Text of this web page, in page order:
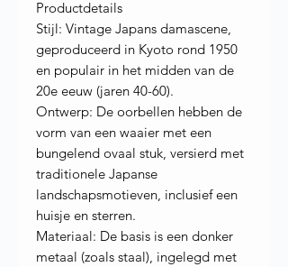
Productdetails
Stijl: Vintage Japans damascene,
geproduceerd in Kyoto rond 1950
en populair in het midden van de
20e eeuw (jaren 40-60).
Ontwerp: De oorbellen hebben de
vorm van een waaier met een
bungelend ovaal stuk, versierd met
traditionele Japanse
landschapsmotieven, inclusief een
huisje en sterren.
Materiaal: De basis is een donker
metaal (zoals staal), ingelegd met